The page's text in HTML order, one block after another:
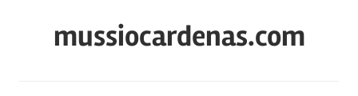
mussiocardenas.com